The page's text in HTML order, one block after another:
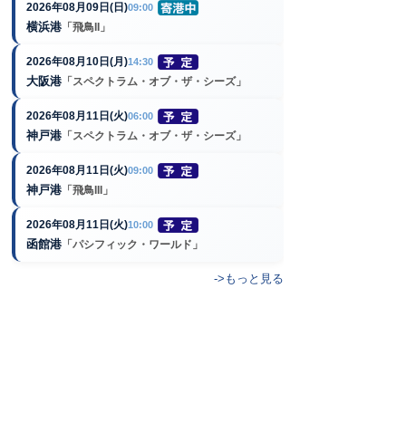
2026年08月09日(日)09:00
横浜港 「飛鳥II」
2026年08月10日(月)14:30
大阪港 「スペクトラム・オブ・ザ・シーズ」
2026年08月11日(火)06:00
神戸港 「スペクトラム・オブ・ザ・シーズ」
2026年08月11日(火)09:00
神戸港 「飛鳥III」
2026年08月11日(火)10:00
函館港 「パシフィック・ワールド」
->もっと見る